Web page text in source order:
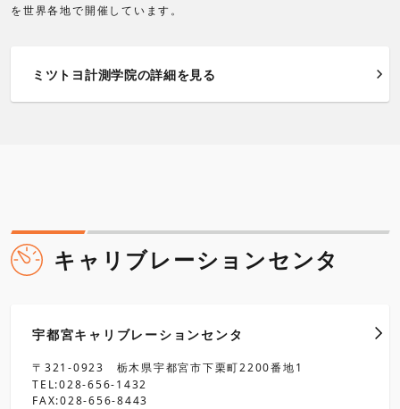
を世界各地で開催しています。
ミツトヨ計測学院の詳細を見る
キャリブレーションセンタ
宇都宮キャリブレーションセンタ
〒321-0923 栃木県宇都宮市下栗町2200番地1
TEL:028-656-1432
FAX:028-656-8443